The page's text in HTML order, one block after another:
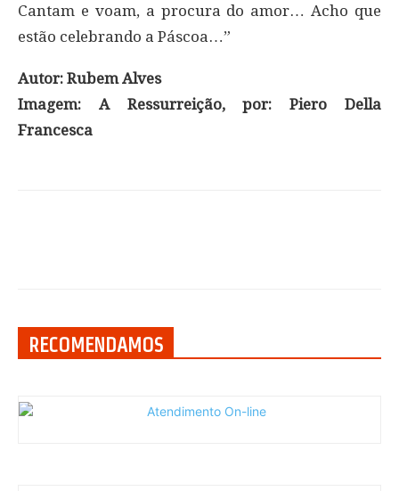
Cantam e voam, a procura do amor… Acho que
estão celebrando a Páscoa…”
Autor: Rubem Alves
Imagem: A Ressurreição, por: Piero Della
Francesca
RECOMENDAMOS